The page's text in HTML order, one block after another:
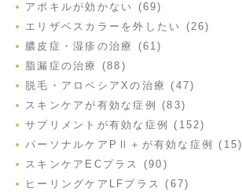
アポキルが効かない (69)
エリザベスカラーを外したい (26)
膿皮症・湿疹の治療 (61)
脂漏症の治療 (88)
脱毛・アロペシアXの治療 (47)
スキンケアが有効な症例 (83)
サプリメントが有効な症例 (152)
パーソナルケアPⅡ＋が有効な症例 (15)
スキンケアECプラス (90)
ヒーリングケアLFプラス (67)